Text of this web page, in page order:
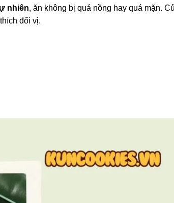
nhiên, ăn không bị quá nồng hay quá mặn.
đổi vị.